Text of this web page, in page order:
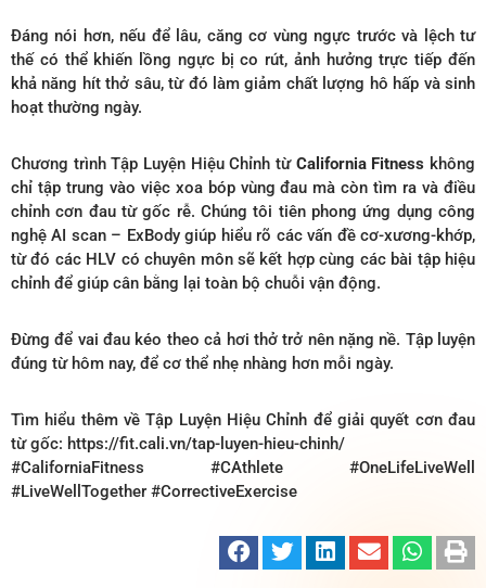
Đáng nói hơn, nếu để lâu, căng cơ vùng ngực trước và lệch tư
thế có thể khiến lồng ngực bị co rút, ảnh hưởng trực tiếp đến
khả năng hít thở sâu, từ đó làm giảm chất lượng hô hấp và sinh
hoạt thường ngày.
Chương trình Tập Luyện Hiệu Chỉnh từ California Fitness không
chỉ tập trung vào việc xoa bóp vùng đau mà còn tìm ra và điều
chỉnh cơn đau từ gốc rễ. Chúng tôi tiên phong ứng dụng công
nghệ AI scan – ExBody giúp hiểu rõ các vấn đề cơ-xương-khớp,
từ đó các HLV có chuyên môn sẽ kết hợp cùng các bài tập hiệu
chỉnh để giúp cân bằng lại toàn bộ chuỗi vận động.
Đừng để vai đau kéo theo cả hơi thở trở nên nặng nề. Tập luyện
đúng từ hôm nay, để cơ thể nhẹ nhàng hơn mỗi ngày.
Tìm hiểu thêm về Tập Luyện Hiệu Chỉnh để giải quyết cơn đau
từ gốc: https://fit.cali.vn/tap-luyen-hieu-chinh/
#CaliforniaFitness #CAthlete #OneLifeLiveWell
#LiveWellTogether #CorrectiveExercise